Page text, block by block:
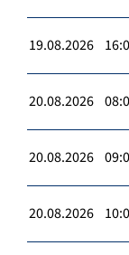
19.08.2026
20.08.2026
20.08.2026
20.08.2026